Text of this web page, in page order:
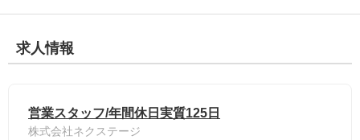
求人情報
営業スタッフ/年間休日実質125日
株式会社ネクステージ